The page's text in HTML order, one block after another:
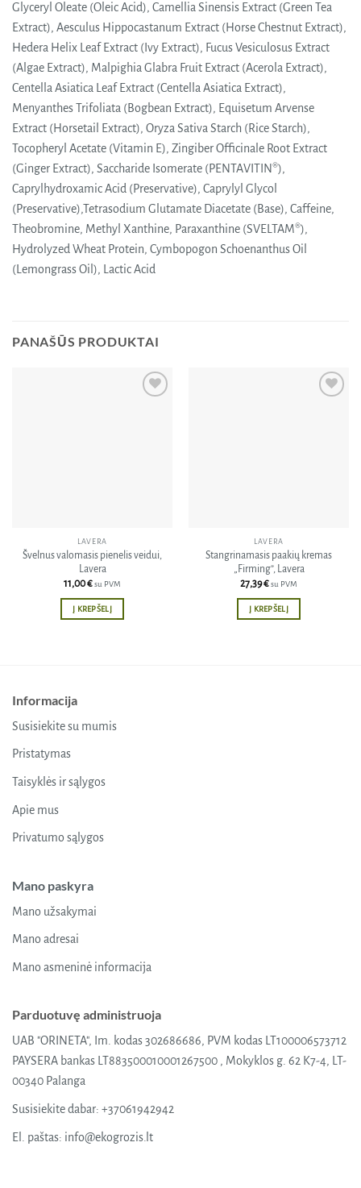
Glyceryl Oleate (Oleic Acid), Camellia Sinensis Extract (Green Tea
Extract), Aesculus Hippocastanum Extract (Horse Chestnut Extract),
Hedera Helix Leaf Extract (Ivy Extract), Fucus Vesiculosus Extract
(Algae Extract), Malpighia Glabra Fruit Extract (Acerola Extract),
Centella Asiatica Leaf Extract (Centella Asiatica Extract),
Menyanthes Trifoliata (Bogbean Extract), Equisetum Arvense
Extract (Horsetail Extract), Oryza Sativa Starch (Rice Starch),
Tocopheryl Acetate (Vitamin E), Zingiber Officinale Root Extract
(Ginger Extract), Saccharide Isomerate (PENTAVITIN®),
Caprylhydroxamic Acid (Preservative), Caprylyl Glycol
(Preservative),Tetrasodium Glutamate Diacetate (Base), Caffeine,
Theobromine, Methyl Xanthine, Paraxanthine (SVELTAM®),
Hydrolyzed Wheat Protein, Cymbopogon Schoenanthus Oil
(Lemongrass Oil), Lactic Acid
PANAŠŪS PRODUKTAI
LAVERA
Švelnus valomasis pienelis veidui,
Lavera
11,00€su PVM
Į KREPŠELĮ
LAVERA
Stangrinamasis paakių kremas
„Firming”, Lavera
27,39€su PVM
Į KREPŠELĮ
Informacija
Susisiekite su mumis
Pristatymas
Taisyklės ir sąlygos
Apie mus
Privatumo sąlygos
Mano paskyra
Mano užsakymai
Mano adresai
Mano asmeninė informacija
Parduotuvę administruoja
UAB "ORINETA", Im. kodas 302686686, PVM kodas LT100006573712
PAYSERA bankas LT883500010001267500 , Mokyklos g. 62 K7-4, LT-
00340 Palanga
Susisiekite dabar: +37061942942
El. paštas: info@ekogrozis.lt